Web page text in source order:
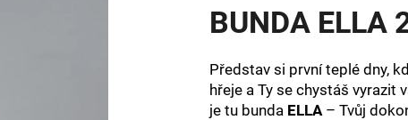
BUNDA ELLA
Představ si první teplé dny,
hřeje a Ty se chystáš
je tu bunda ELLA – Tvůj
HLEDAT